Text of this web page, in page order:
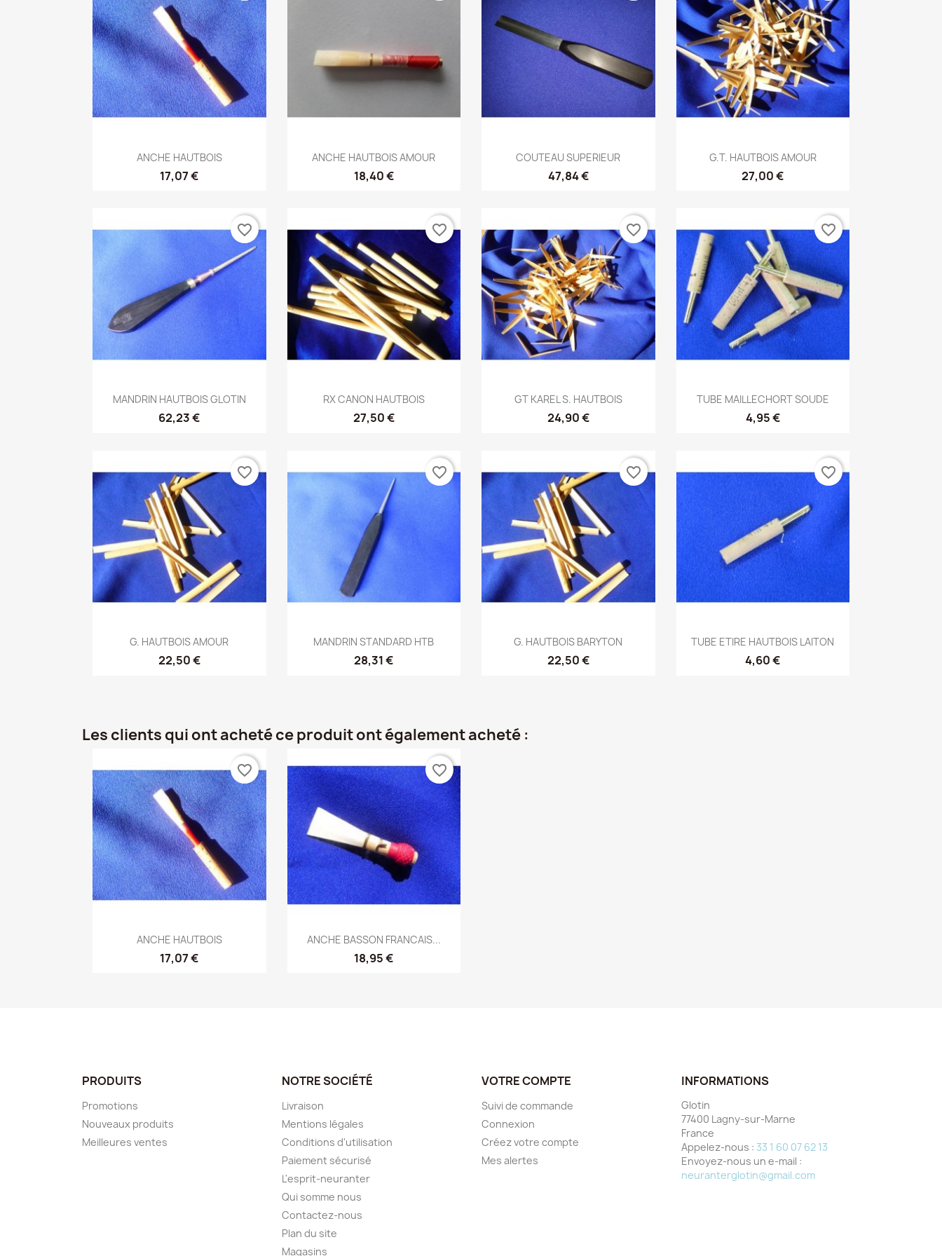
Aperçu rapide
ANCHE HAUTBOIS
17,07 €
Aperçu rapide
ANCHE HAUTBOIS AMOUR
18,40 €
Aperçu rapide
COUTEAU SUPERIEUR
47,84 €
Aperçu rapide
G.T. HAUTBOIS AMOUR
27,00 €
Aperçu rapide
MANDRIN HAUTBOIS GLOTIN
62,23 €
favorite_border
Aperçu rapide
RX CANON HAUTBOIS
27,50 €
favorite_border
Aperçu rapide
GT KAREL S. HAUTBOIS
24,90 €
favorite_border
Aperçu rapide
TUBE MAILLECHORT SOUDE
4,95 €
favorite_border
Aperçu rapide
G. HAUTBOIS AMOUR
22,50 €
favorite_border
Aperçu rapide
MANDRIN STANDARD HTB
28,31 €
favorite_border
Aperçu rapide
G. HAUTBOIS BARYTON
22,50 €
favorite_border
Aperçu rapide
TUBE ETIRE HAUTBOIS LAITON
4,60 €
favorite_border
Les clients qui ont acheté ce produit ont également acheté :
Aperçu rapide
ANCHE HAUTBOIS
17,07 €
favorite_border
 Aperçu rapide
ANCHE BASSON FRANCAIS...
18,95 €
favorite_border
PRODUITS
Promotions
Nouveaux produits
Meilleures ventes
NOTRE SOCIÉTÉ
Livraison
Mentions légales
Conditions d'utilisation
Paiement sécurisé
L'esprit-neuranter
Qui somme nous
Contactez-nous
Plan du site
Magasins
VOTRE COMPTE
Suivi de commande
Connexion
Créez votre compte
Mes alertes
INFORMATIONS
Glotin
77400 Lagny-sur-Marne
France
Appelez-nous : 33 1 60 07 62 13
Envoyez-nous un e-mail :
neuranterglotin@gmail.com